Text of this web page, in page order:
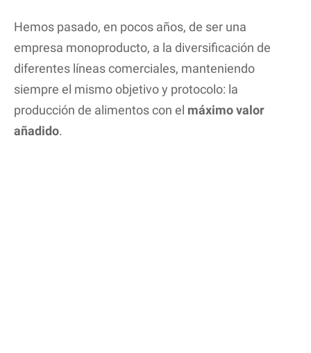
Hemos pasado, en pocos años, de ser una
empresa monoproducto, a la diversificación de
diferentes líneas comerciales, manteniendo
siempre el mismo objetivo y protocolo: la
producción de alimentos con el máximo valor
añadido.